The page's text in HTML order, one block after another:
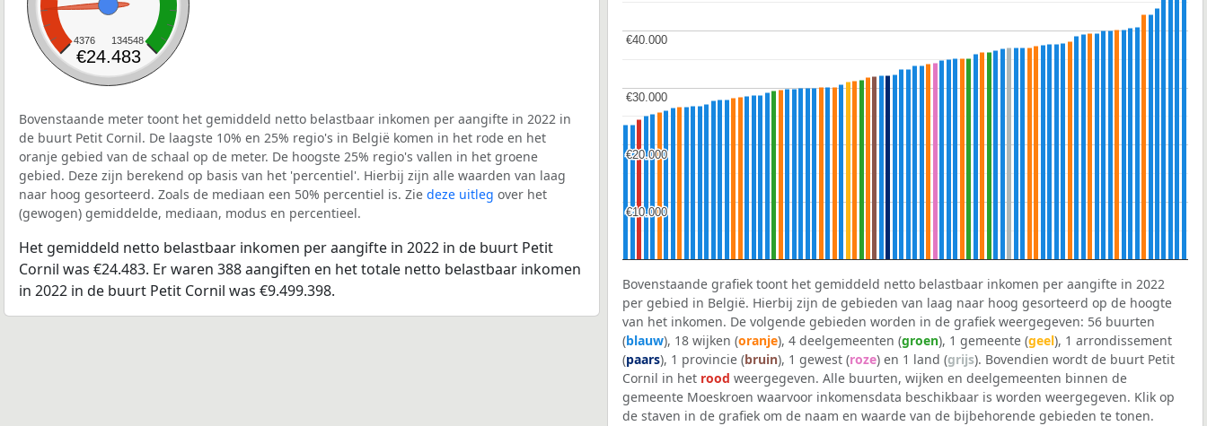
4376 134548
€24.483
Bovenstaande meter toont het gemiddeld netto belastbaar inkomen per aangifte in 2022 in
de buurt Petit Cornil. De laagste 10% en 25% regio's in België komen in het rode en het
oranje gebied van de schaal op de meter. De hoogste 25% regio's vallen in het groene
gebied. Deze zijn berekend op basis van het 'percentiel'. Hierbij zijn alle waarden van laag
naar hoog gesorteerd. Zoals de mediaan een 50% percentiel is. Zie deze uitleg over het
(gewogen) gemiddelde, mediaan, modus en percentieel.
Het gemiddeld netto belastbaar inkomen per aangifte in 2022 in de buurt Petit
Cornil was €24.483. Er waren 388 aangiften en het totale netto belastbaar inkomen
in 2022 in de buurt Petit Cornil was €9.499.398.
€10.000
€10.000
€20.000
€20.000
€30.000
€30.000
€40.000
€40.000
Bovenstaande grafiek toont het gemiddeld netto belastbaar inkomen per aangifte in 2022
per gebied in België. Hierbij zijn de gebieden van laag naar hoog gesorteerd op de hoogte
van het inkomen. De volgende gebieden worden in de grafiek weergegeven: 56 buurten
(blauw), 18 wijken (oranje), 4 deelgemeenten (groen), 1 gemeente (geel), 1 arrondissement
(paars), 1 provincie (bruin), 1 gewest (roze) en 1 land (grijs). Bovendien wordt de buurt Petit
Cornil in het rood weergegeven. Alle buurten, wijken en deelgemeenten binnen de
gemeente Moeskroen waarvoor inkomensdata beschikbaar is worden weergegeven. Klik op
de staven in de grafiek om de naam en waarde van de bijbehorende gebieden te tonen.